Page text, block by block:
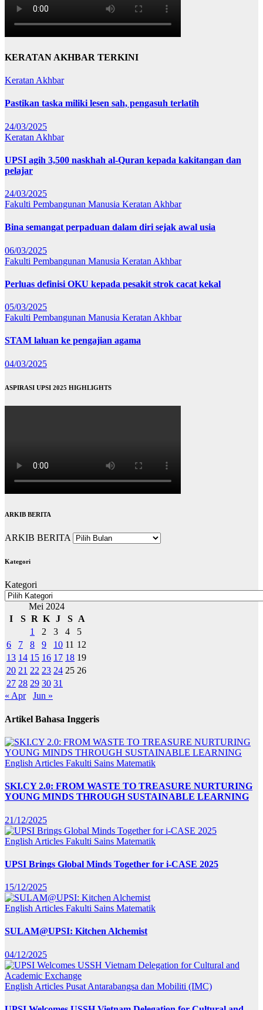
KERATAN AKHBAR TERKINI
Keratan Akhbar
Pastikan taska miliki lesen sah, pengasuh terlatih
24/03/2025
Keratan Akhbar
UPSI agih 3,500 naskhah al-Quran kepada kakitangan dan
pelajar
24/03/2025
Fakulti Pembangunan Manusia Keratan Akhbar
Bina semangat perpaduan dalam diri sejak awal usia
06/03/2025
Fakulti Pembangunan Manusia Keratan Akhbar
Perluas definisi OKU kepada pesakit strok cacat kekal
05/03/2025
Fakulti Pembangunan Manusia Keratan Akhbar
STAM laluan ke pengajian agama
04/03/2025
ASPIRASI UPSI 2025 HIGHLIGHTS
ARKIB BERITA
ARKIB BERITA
Kategori
Kategori
Mei 2024
I
S R K J S A
1
2 3 4
5
6
7 8 9 10 11 12
13 14 15 16 17 18 19
20 21 22 23 24 25 26
27 28 29 30 31
« Apr
Jun »
Artikel Bahasa Inggeris
English Articles Fakulti Sains Matematik
SKI.CY 2.0: FROM WASTE TO TREASURE NURTURING
YOUNG MINDS THROUGH SUSTAINABLE LEARNING
21/12/2025
English Articles Fakulti Sains Matematik
UPSI Brings Global Minds Together for i-CASE 2025
15/12/2025
English Articles Fakulti Sains Matematik
SULAM@UPSI: Kitchen Alchemist
04/12/2025
English Articles Pusat Antarabangsa dan Mobiliti (IMC)